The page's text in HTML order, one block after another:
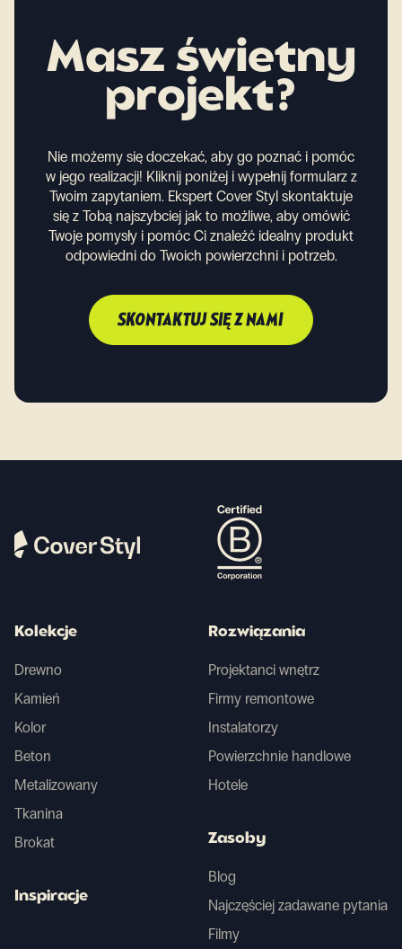
Masz świetny
projekt?
Nie możemy się doczekać, aby go poznać i pomóc
w jego realizacji! Kliknij poniżej i wypełnij formularz z
Twoim zapytaniem. Ekspert Cover Styl skontaktuje
się z Tobą najszybciej jak to możliwe, aby omówić
Twoje pomysły i pomóc Ci znaleźć idealny produkt
odpowiedni do Twoich powierzchni i potrzeb.
SKONTAKTUJ SIĘ Z NAMI
Kolekcje
Drewno
Kamień
Kolor
Beton
Metalizowany
Tkanina
Brokat
Inspiracje
Rozwiązania
Projektanci wnętrz
Firmy remontowe
Instalatorzy
Powierzchnie handlowe
Hotele
Zasoby
Blog
Najczęściej zadawane pytania
Filmy